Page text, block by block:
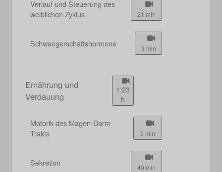
Verlauf und Steuerung des
weiblichen Zyklus
21 min
Schwangerschaftshormone 3 min
Ernährung und
Verdauung
1:23
h
Motorik des Magen-Darm-
Trakts
5 min
Sekretion 49 min